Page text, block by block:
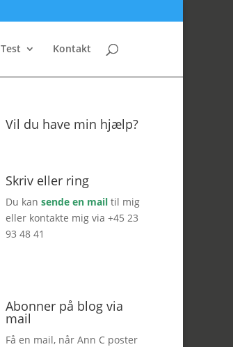
Test Kontakt
Vil du have min hjælp?
Skriv eller ring
Du kan sende en mail til mig
eller kontakte mig via +45 23
93 48 41
Abonner på blog via
mail
Få en mail, når Ann C poster